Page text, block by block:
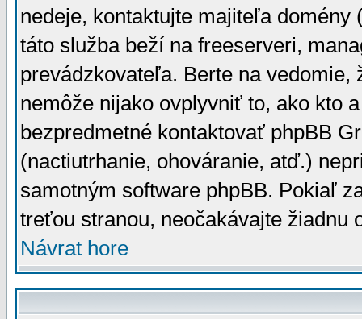
nedeje, kontaktujte majiteľa
táto služba beží na freeserveri,
prevádzkovateľa. Berte na
nemôže nijako ovplyvniť to, ako kto
bezpredmetné kontaktovať phpBB
(nactiutrhanie, ohováranie, atď.)
samotným software phpBB. Pokiaľ
treťou stranou, neočakávajte žiadnu
Návrat hore